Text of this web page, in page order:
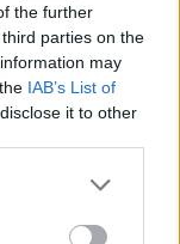
the further
parties on the
may
IAB’s List of
it to other
or more Google
may click to
καλωδίων
έναρξη
η σύνταξη